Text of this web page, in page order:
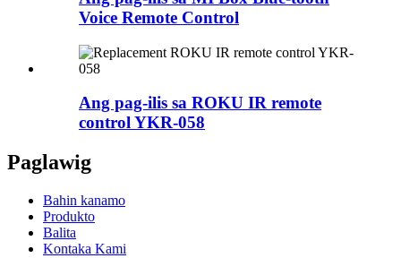
Voice Remote Control
Ang pag-ilis sa ROKU IR remote
control YKR-058
Paglawig
Bahin kanamo
Produkto
Balita
Kontaka Kami